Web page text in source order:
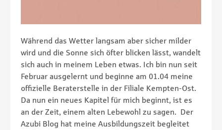
Während das Wetter langsam aber sicher milder
wird und die Sonne sich öfter blicken lässt, wandelt
sich auch in meinem Leben etwas. Ich bin nun seit
Februar ausgelernt und beginne am 01.04 meine
offizielle Beraterstelle in der Filiale Kempten-Ost.
Da nun ein neues Kapitel für mich beginnt, ist es
an der Zeit, einem alten Lebewohl zu sagen. Der
Azubi Blog hat meine Ausbildungszeit begleitet